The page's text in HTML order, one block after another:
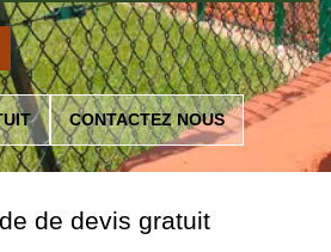
CONTACTEZ NOUS
de devis gratuit